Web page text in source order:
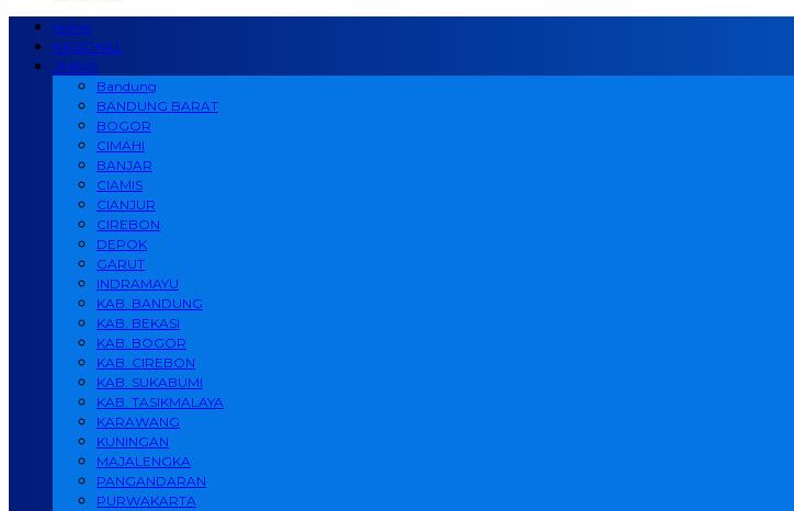
Home
NASIONAL
JABAR
Bandung
BANDUNG BARAT
BOGOR
CIMAHI
BANJAR
CIAMIS
CIANJUR
CIREBON
DEPOK
GARUT
INDRAMAYU
KAB. BANDUNG
KAB. BEKASI
KAB. BOGOR
KAB. CIREBON
KAB. SUKABUMI
KAB. TASIKMALAYA
KARAWANG
KUNINGAN
MAJALENGKA
PANGANDARAN
PURWAKARTA